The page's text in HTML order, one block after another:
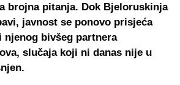
brojna pitanja. Dok Bjeloruskinja
javnost se ponovo prisjeća
bivšeg partnera
slučaja koji ni danas nije u